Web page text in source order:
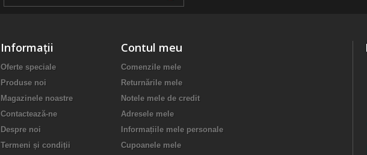
Informații
Oferte speciale
Produse noi
Magazinele noastre
Contactează-ne
Despre noi
Termeni și condiții
Contul meu
Comenzile mele
Returnările mele
Notele mele de credit
Adresele mele
Informațiile mele personale
Cupoanele mele